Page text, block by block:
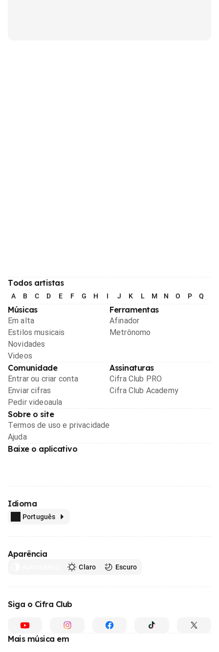
Todos artistas
A B C D E F G H I J K L M N O P Q
Músicas
Em alta
Estilos musicais
Novidades
Videos
Ferramentas
Afinador
Metrônomo
Comunidade
Entrar ou criar conta
Enviar cifras
Pedir videoaula
Assinaturas
Cifra Club PRO
Cifra Club Academy
Sobre o site
Termos de uso e privacidade
Ajuda
Baixe o aplicativo
Idioma
Português
Aparência
Claro Escuro
Siga o Cifra Club
Mais música em